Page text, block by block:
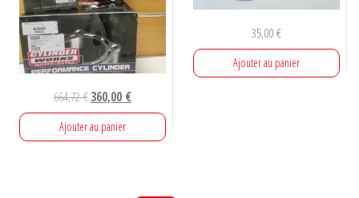
664,72€Le
prix
initial
360,00 €Le
prix
Ajouter au panier
35,00€
Ajouter au panier